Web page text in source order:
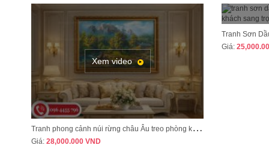
Xem video
T
ranh phong cảnh núi rừng châu Âu treo phòng khách tân cổ điển sang trọng MÃ CD03
Giá: 28,000.000 VND
Giá:
Giám đốc Gym TH LUXURY phù
yên Sơn La
Khối 11, Thị Trấn Phù Yên, Phù Yên, Sơn la (